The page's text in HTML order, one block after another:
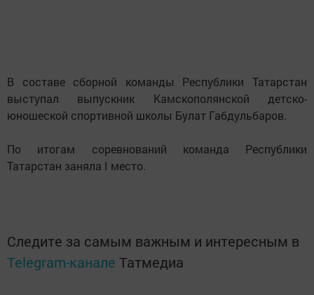
В составе сборной команды Республики Татарстан
выступал выпускник Камскополянской детско-
юношеской спортивной школы Булат Габдульбаров.
По итогам соревнований команда Республики
Татарстан заняла I место.
Следите за самым важным и интересным в
Telegram-канале Татмедиа